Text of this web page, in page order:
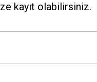
kayıt olabilirsiniz.